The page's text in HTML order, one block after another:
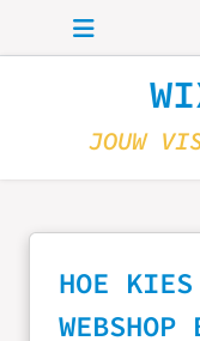
Skip to main content
JOUW
HOE
WEBSHOP